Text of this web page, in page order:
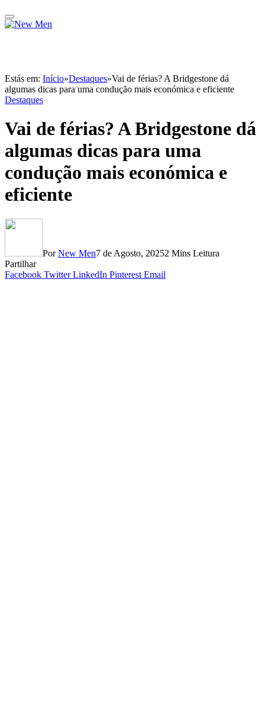
Estás em: Início»Destaques»Vai de férias? A Bridgestone dá
algumas dicas para uma condução mais económica e eficiente
Destaques
Vai de férias? A Bridgestone dá
algumas dicas para uma
condução mais económica e
eficiente
Por New Men7 de Agosto, 20252 Mins Leitura
Partilhar
Facebook Twitter LinkedIn Pinterest Email